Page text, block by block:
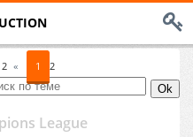
2 « 1 2
League